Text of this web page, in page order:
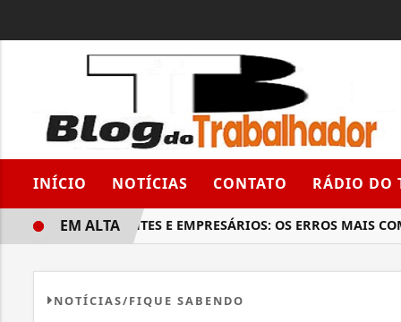
INÍCIO NOTÍCIAS CONTATO RÁDIO DO
COMERCIANTES E EMPRESÁRIOS: OS ERROS MAIS
EM ALTA
NOTÍCIAS/FIQUE SABENDO